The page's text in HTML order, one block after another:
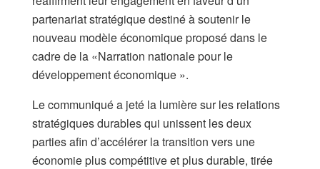
partenariat stratégique destiné à soutenir le
nouveau modèle économique proposé dans le
cadre de la «Narration nationale pour le
développement économique ».
Le communiqué a jeté la lumière sur les relations
stratégiques durables qui unissent les deux
parties afin d’accélérer la transition vers une
économie plus compétitive et plus durable, tirée